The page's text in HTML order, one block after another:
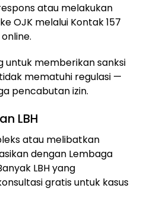
atau melakukan
OJK melalui Kontak 157
untuk memberikan sanksi
mematuhi regulasi —
pencabutan izin.
LBH
atau melibatkan
dengan Lembaga
LBH yang
gratis untuk kasus